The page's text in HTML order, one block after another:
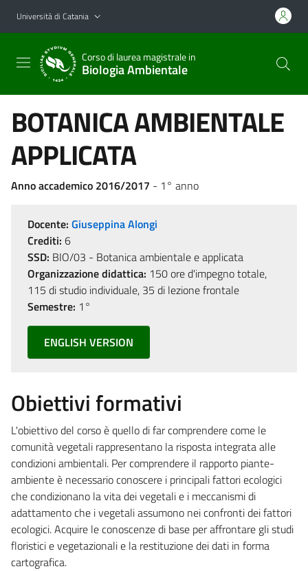
Vai al contenuto principale
Vai al menu di navigazione
Università di Catania
Corso di laurea magistrale in
Biologia Ambientale
BOTANICA AMBIENTALE
APPLICATA
Anno accademico 2016/2017 - 1° anno
Docente: Giuseppina Alongi
Crediti: 6
SSD: BIO/03 - Botanica ambientale e applicata
Organizzazione didattica: 150 ore d'impegno totale,
115 di studio individuale, 35 di lezione frontale
Semestre: 1°
ENGLISH VERSION
Obiettivi formativi
L'obiettivo del corso è quello di far comprendere come le
comunità vegetali rappresentano la risposta integrata alle
condizioni ambientali. Per comprendere il rapporto piante-
ambiente è necessario conoscere i principali fattori ecologici
che condizionano la vita dei vegetali e i meccanismi di
adattamento che i vegetali assumono nei confronti dei fattori
ecologici. Acquire le conoscenze di base per affrontare gli studi
floristici e vegetazionali e la restituzione dei dati in forma
cartografica.